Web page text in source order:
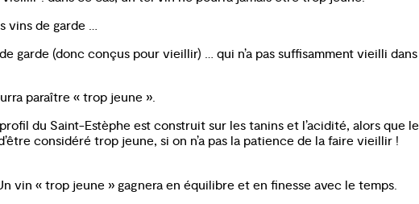
vins de garde …
(donc conçus pour vieillir) … qui n’a pas suffisamment vieilli dans
paraître « trop jeune ».
du Saint-Estèphe est construit sur les tanins et l’acidité, alors que le
considéré trop jeune, si on n’a pas la patience de la faire vieillir !
vin « trop jeune » gagnera en équilibre et en finesse avec le temps.